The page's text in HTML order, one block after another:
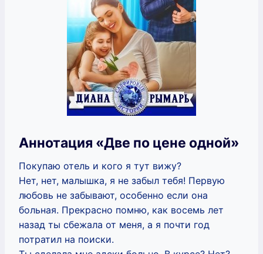
Аннотация «Две по цене одной»
Покупаю отель и кого я тут вижу?
Нет, нет, малышка, я не забыл тебя! Первую
любовь не забывают, особенно если она
больная. Прекрасно помню, как восемь лет
назад ты сбежала от меня, а я почти год
потратил на поиски.